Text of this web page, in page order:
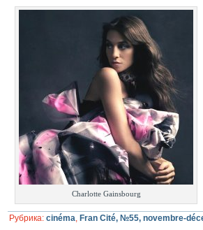
Charlotte Gainsbourg
Рубрика: cinéma, Fran Cité, №55, novembre-